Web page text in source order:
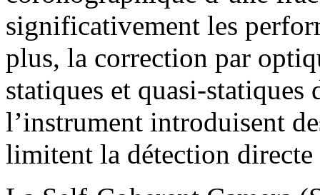
significativement les
plus, la correction par
statiques et quasi-statiques
l’instrument introduisent
limitent la détection